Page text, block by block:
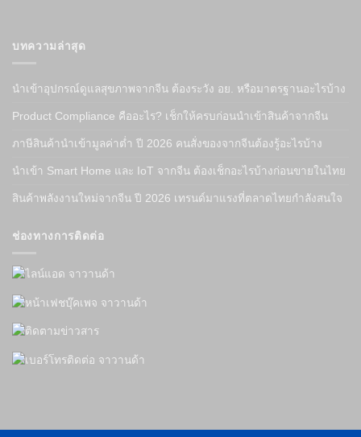
บทความล่าสุด
นำเข้าอุปกรณ์ดูแลสุขภาพจากจีน ต้องระวัง อย. หรือมาตรฐานอะไรบ้าง
Product Compliance คืออะไร? เช็กให้ครบก่อนนำเข้าสินค้าจากจีน
ภาษีสินค้านำเข้ามูลค่าต่ำ ปี 2026 คนสั่งของจากจีนต้องรู้อะไรบ้าง
นำเข้า Smart Home และ IoT จากจีน ต้องเช็กอะไรบ้างก่อนขายในไทย
สินค้าพลังงานใหม่จากจีน ปี 2026 เทรนด์มาแรงที่ตลาดไทยกำลังสนใจ
ช่องทางการติดต่อ